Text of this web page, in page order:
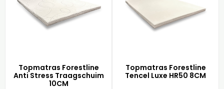
Topmatras Forestline
Anti Stress Traagschuim
10CM
Topmatras Forestline
Tencel Luxe HR50 8CM